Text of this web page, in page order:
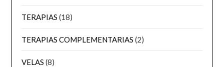
TERAPIAS (18)
TERAPIAS COMPLEMENTARIAS (2)
VELAS (8)